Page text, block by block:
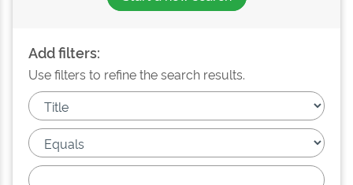
Add filters:
Use filters to refine the search results.